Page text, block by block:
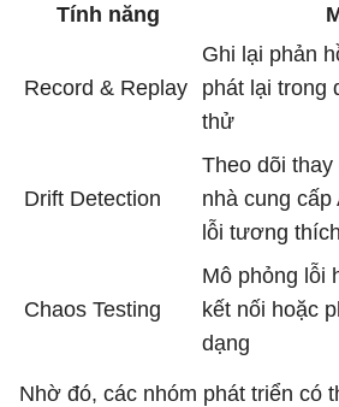
Tính năng
Record & Replay
Ghi lại phản
phát lại trong
thử
Drift Detection
Theo dõi thay
nhà cung cấp
lỗi tương thích
Chaos Testing
Mô phỏng lỗi
kết nối hoặc
dạng
Nhờ đó, các nhóm phát triển có